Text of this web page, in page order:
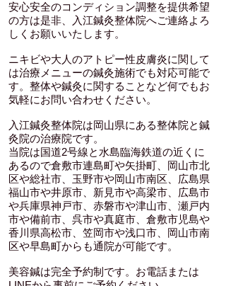
安心安全のコンディション調整を提供希望
の方は是非、入江鍼灸整体院へご連絡よろ
しくお願いいたします。
ニキビや大人のアトピー性皮膚炎に関して
は治療メニューの鍼灸施術でも対応可能で
す。整体や鍼灸に関することなど何でもお
気軽にお問い合わせください。
入江鍼灸整体院は岡山県にある整体院と鍼
灸院の治療院です。
当院は国道2号線と水島臨海鉄道の近くに
あるので倉敷市連島町や矢掛町、岡山市北
区や総社市、玉野市や岡山市南区、広島県
福山市や井原市、新見市や高梁市、広島市
や兵庫県神戸市、赤磐市や津山市、瀬戸内
市や備前市、呉市や真庭市、倉敷市児島や
香川県高松市、笠岡市や浅口市、岡山市南
区や早島町からも通院が可能です。
​美容鍼は完全予約制です。お電話または